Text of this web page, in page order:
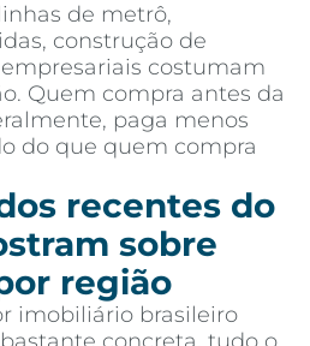
de metrô,
construção de
costumam
Quem compra antes da
paga menos
do que quem compra
recentes do
sobre
região
imobiliário brasileiro